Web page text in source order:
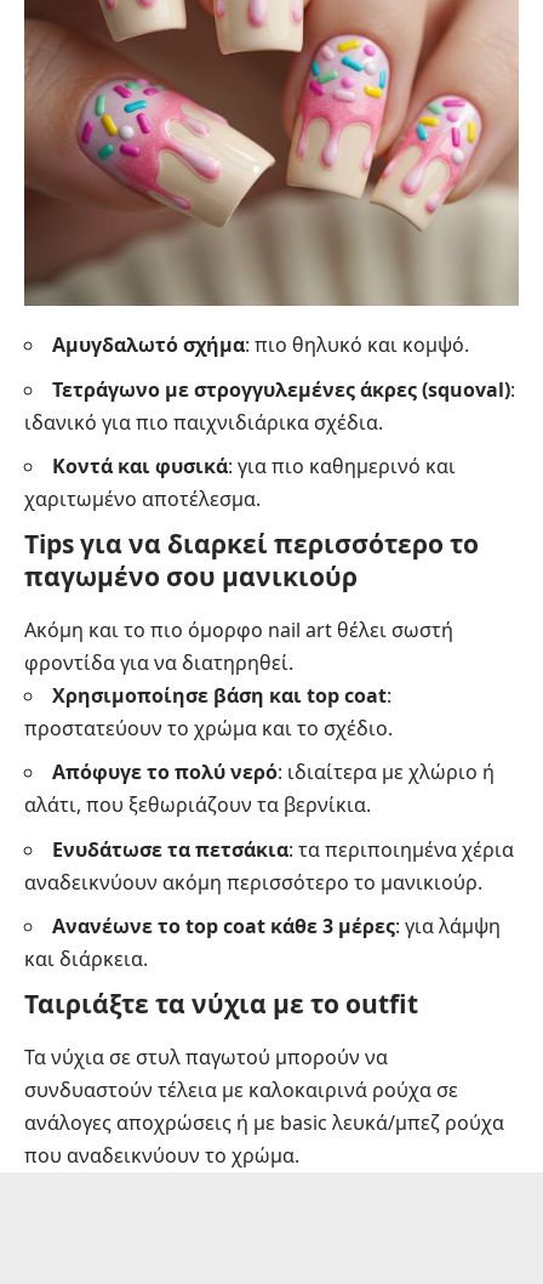
Αμυγδαλωτό σχήμα: πιο θηλυκό και κομψό.
Τετράγωνο με στρογγυλεμένες άκρες (squoval):
ιδανικό για πιο παιχνιδιάρικα σχέδια.
Κοντά και φυσικά: για πιο καθημερινό και
χαριτωμένο αποτέλεσμα.
Tips για να διαρκεί περισσότερο το
παγωμένο σου μανικιούρ
Ακόμη και το πιο όμορφο nail art θέλει σωστή
φροντίδα για να διατηρηθεί.
Χρησιμοποίησε βάση και top coat:
προστατεύουν το χρώμα και το σχέδιο.
Απόφυγε το πολύ νερό: ιδιαίτερα με χλώριο ή
αλάτι, που ξεθωριάζουν τα βερνίκια.
Ενυδάτωσε τα πετσάκια: τα περιποιημένα χέρια
αναδεικνύουν ακόμη περισσότερο το μανικιούρ.
Ανανέωνε το top coat κάθε 3 μέρες: για λάμψη
και διάρκεια.
Ταιριάξτε τα νύχια με το outfit
Τα νύχια σε στυλ παγωτού μπορούν να
συνδυαστούν τέλεια με καλοκαιρινά ρούχα σε
ανάλογες αποχρώσεις ή με basic λευκά/μπεζ ρούχα
που αναδεικνύουν το χρώμα.